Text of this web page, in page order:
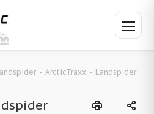
- ArcticTraxx - Landspider